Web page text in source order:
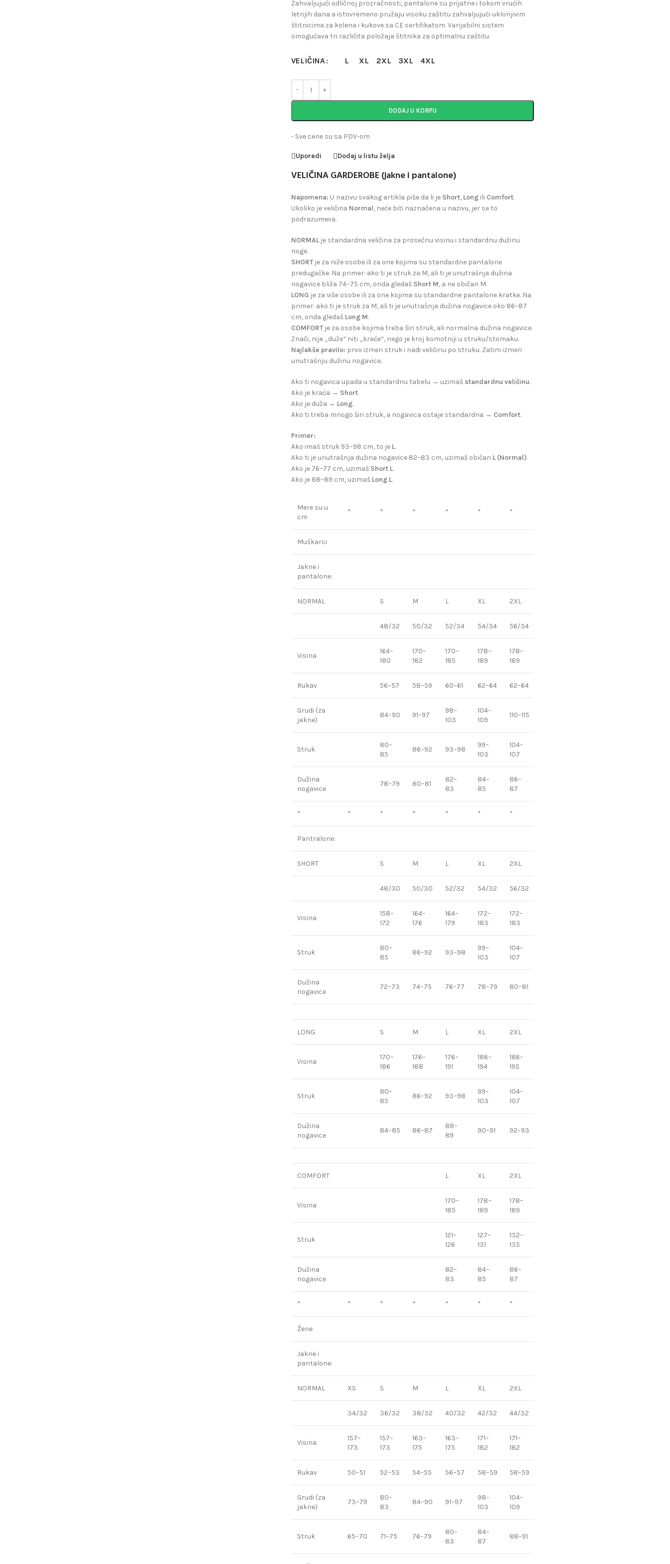
Zahvaljujući odličnoj prozračnosti, pantalone su prijatne i tokom vrućih
letnjih dana a istovremeno pružaju visoku zaštitu zahvaljujući uklonjivim
štitnicima za kolena i kukove sa CE sertifikatom. Varijabilni sistem
omogućava tri različita položaja štitnika za optimalnu zaštitu.
VELIČINA L XL 2XL 3XL 4XL
DODAJ U KORPU
- Sve cene su sa PDV-om
Uporedi Dodaj u listu želja
VELIČINA GARDEROBE (jakne i pantalone)
Napomena: U nazivu svakog artikla piše da li je Short, Longili Comfort.
Ukoliko je veličina Normal, neće biti naznačena u nazivu, jer se to
podrazumeva.
NORMALje standardna veličina za prosečnu visinu i standardnu dužinu
noge.
SHORTje za niže osobe ili za one kojima su standardne pantalone
predugačke. Na primer: ako ti je struk za M, ali ti je unutrašnja dužina
nogavice bliža 74–75 cm, onda gledaš Short M, a ne običan M.
LONG je za više osobe ili za one kojima su standardne pantalone kratke. Na
primer: ako ti je struk za M, ali ti je unutrašnja dužina nogavice oko 86–87
cm, onda gledaš Long M.
COMFORTje za osobe kojima treba širi struk, ali normalna dužina nogavice.
Znači, nije „duže“ niti „kraće“, nego je kroj komotniji u struku/stomaku.
Najlakše pravilo: prvo izmeri struk i nađi veličinu po struku. Zatim izmeri
unutrašnju dužinu nogavice.
Ako ti nogavica upada u standardnu tabelu → uzimaš standardnu veličinu.
Ako je kraća → Short.
Ako je duža → Long.
Ako ti treba mnogo širi struk, a nogavica ostaje standardna → Comfort.
Primer:
Ako imaš struk 93–98 cm, to je L.
Ako ti je unutrašnja dužina nogavice 82–83 cm, uzimaš običan L (Normal).
Ako je 76–77 cm, uzimaš Short L.
Ako je 88–89 cm, uzimaš Long L.
Mere su u
cm
* * * * * *
Muškarci
Jakne i
pantalone:
NORMAL S M L XL 2XL
48/32 50/32 52/34 54/34 56/34
Visina
164–
180
170–
182
170–
185
178–
189
178–
189
Rukav 56–57 58–59 60–61 62–64 62–64
Grudi (za
jakne)
84–90 91–97
98–
103
104–
109
110–115
Struk
80–
85
86–92 93–98
99–
103
104–
107
Dužina
nogavice
78–79 80–81
82–
83
84–
85
86–
87
* * * * * * *
Pantralone:
SHORT S M L XL 2XL
48/30 50/30 52/32 54/32 56/32
Visina
158–
172
164–
176
164–
179
172–
183
172–
183
Struk
80–
85
86–92 93–98
99–
103
104–
107
Dužina
nogavice
72–73 74–75 76–77 78–79 80–81
LONG S M L XL 2XL
Visina
170–
186
176–
188
176–
191
186–
194
186–
195
Struk
80–
85
86–92 93–98
99–
103
104–
107
Dužina
nogavice
84–85 86–87
88–
89
90–91 92–93
COMFORT L XL 2XL
Visina
170–
185
178–
189
178–
189
Struk
121–
126
127–
131
132–
135
Dužina
nogavice
82–
83
84–
85
86–
87
* * * * * * *
Žene
Jakne i
pantalone:
NORMAL XS S M L XL 2XL
34/32 36/32 38/32 40/32 42/32 44/32
Visina
157–
173
157–
173
163–
175
163–
175
171–
182
171–
182
Rukav 50–51 52–53 54–55 56–57 58–59 58–59
Grudi (za
jakne)
73–79
80–
83
84–90 91–97
98–
103
104–
109
Struk 65–70 71–75 76–79
80–
83
84–
87
88–91